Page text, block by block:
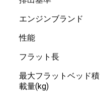
エンジンブランド
性能
フラット長
最大フラットベッド積
載量(kg)